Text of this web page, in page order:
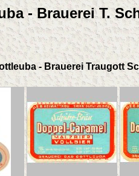
- Brauerei T.
- Brauerei Traugott